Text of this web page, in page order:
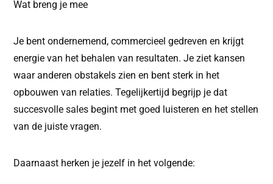
Wat breng je mee
Je bent ondernemend, commercieel gedreven en krijgt
energie van het behalen van resultaten. Je ziet kansen
waar anderen obstakels zien en bent sterk in het
opbouwen van relaties. Tegelijkertijd begrijp je dat
succesvolle sales begint met goed luisteren en het stellen
van de juiste vragen.
Daarnaast herken je jezelf in het volgende: